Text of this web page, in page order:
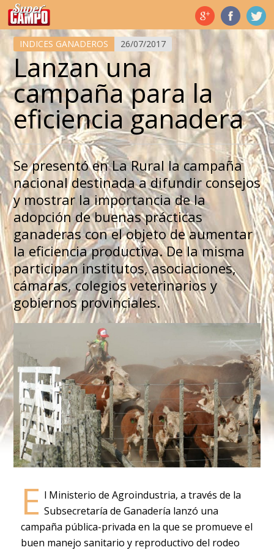
Temas de hoy
INDICES GANADEROS 26/07/2017
Lanzan una
campaña para la
eficiencia ganadera
Se presentó en La Rural la campaña
nacional destinada a difundir consejos
y mostrar la importancia de la
adopción de buenas prácticas
ganaderas con el objeto de aumentar
la eficiencia productiva. De la misma
participan institutos, asociaciones,
cámaras, colegios veterinarios y
gobiernos provinciales.
E l Ministerio de Agroindustria, a través de la
Subsecretaría de Ganadería lanzó una
campaña pública-privada en la que se promueve el
buen manejo sanitario y reproductivo del rodeo